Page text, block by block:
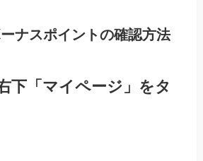
ナスポイントの確認方法
下「マイページ」をタ